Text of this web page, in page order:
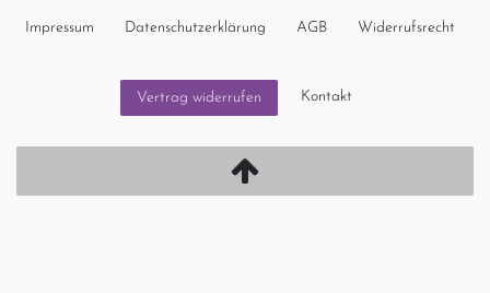
Impressum Daten­schutz­erklärung AGB Widerrufs­recht
Vertrag widerrufen Kontakt